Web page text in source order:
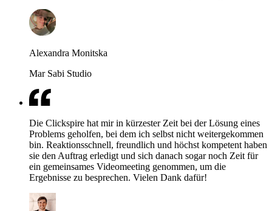
Alexandra Monitska
Mar Sabi Studio
Die Clickspire hat mir in kürzester Zeit bei der Lösung eines
Problems geholfen, bei dem ich selbst nicht weitergekommen
bin. Reaktionsschnell, freundlich und höchst kompetent haben
sie den Auftrag erledigt und sich danach sogar noch Zeit für
ein gemeinsames Videomeeting genommen, um die
Ergebnisse zu besprechen. Vielen Dank dafür!